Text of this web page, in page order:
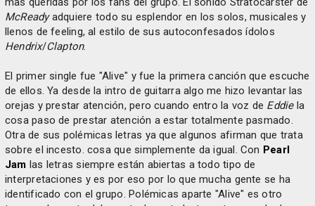
McReadyadquiere todo su esplendor en los solos, musicales y
llenos de feeling, al estilo de sus autoconfesados ídolos
Hendrix/Clapton.
El primer single fue "Alive" y fue la primera canción que escuche
de ellos. Ya desde la intro de guitarra algo me hizo levantar las
orejas y prestar atención, pero cuando entro la voz de Eddiela
cosa paso de prestar atención a estar totalmente pasmado.
Otra de sus polémicas letras ya que algunos afirman que trata
sobre el incesto. cosa que simplemente da igual. Con Pearl
Jam las letras siempre están abiertas a todo tipo de
interpretaciones y es por eso por lo que mucha gente se ha
identificado con el grupo. Polémicas aparte "Alive" es otro